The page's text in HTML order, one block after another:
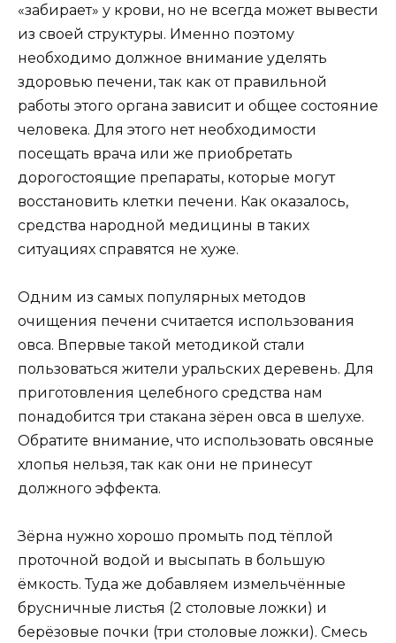
«забирает» у крови, но не всегда может вывести
из своей структуры. Именно поэтому
необходимо должное внимание уделять
здоровью печени, так как от правильной
работы этого органа зависит и общее состояние
человека. Для этого нет необходимости
посещать врача или же приобретать
дорогостоящие препараты, которые могут
восстановить клетки печени. Как оказалось,
средства народной медицины в таких
ситуациях справятся не хуже.
Одним из самых популярных методов
очищения печени считается использования
овса. Впервые такой методикой стали
пользоваться жители уральских деревень. Для
приготовления целебного средства нам
понадобится три стакана зёрен овса в шелухе.
Обратите внимание, что использовать овсяные
хлопья нельзя, так как они не принесут
должного эффекта.
Зёрна нужно хорошо промыть под тёплой
проточной водой и высыпать в большую
ёмкость. Туда же добавляем измельчённые
брусничные листья (2 столовые ложки) и
берёзовые почки (три столовые ложки). Смесь